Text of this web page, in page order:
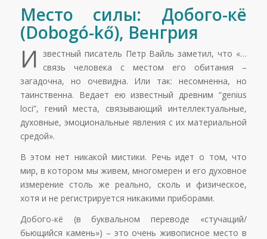
Место силы: Добого-кё
(Dobogó-kő), Венгрия
И звестный писатель Петр Вайль заметил, что «…
связь человека с местом его обитания –
загадочна, но очевидна. Или так: несомненна, но
таинственна. Ведает ею известный древним “genius
loci”, гений места, связывающий интеллектуальные,
духовные, эмоциональные явления с их материальной
средой».
В этом нет никакой мистики. Речь идет о том, что
мир, в котором мы живем, многомерен и его духовное
измерение столь же реально, сколь и физическое,
хотя и не регистрируется никакими приборами.
Добого-кё (в буквальном переводе «стучащий/
бьющийся камень») – это очень живописное место в